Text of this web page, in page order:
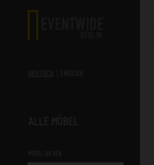
DEUTSCH ENGLISH
ALLE MÖBEL
MÖBEL SUCHEN